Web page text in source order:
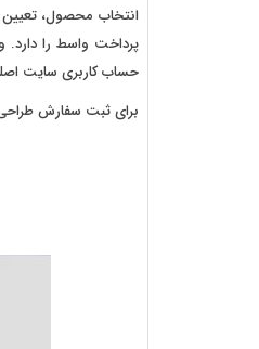
انتخاب محصول،
پرداخت واسط را دارد.
حساب کاربری سایت
برای ثبت سفارش طراحی